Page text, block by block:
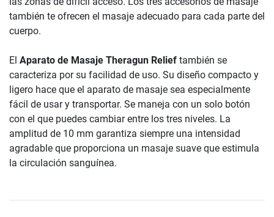
también te ofrecen el masaje adecuado para cada parte del
cuerpo.
El Aparato de Masaje Theragun Relief también se
caracteriza por su facilidad de uso. Su diseño compacto y
ligero hace que el aparato de masaje sea especialmente
fácil de usar y transportar. Se maneja con un solo botón
con el que puedes cambiar entre los tres niveles. La
amplitud de 10 mm garantiza siempre una intensidad
agradable que proporciona un masaje suave que estimula
la circulación sanguínea.